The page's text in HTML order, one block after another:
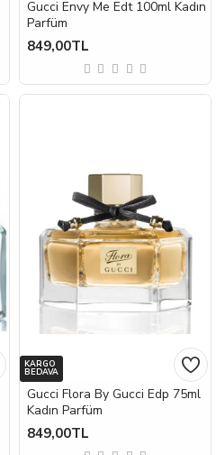
Gucci Envy Me Edt 100ml Kadın
Parfüm
849,00TL
KARGO
BEDAVA
Gucci Flora By Gucci Edp 75ml
Kadın Parfüm
849,00TL